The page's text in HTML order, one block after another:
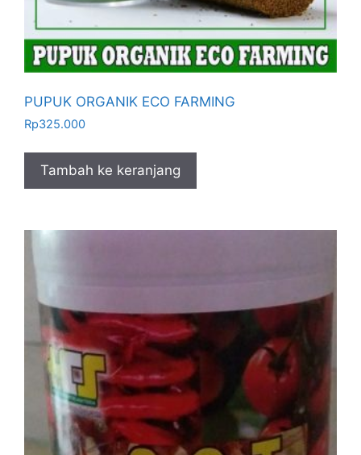
PUPUK ORGANIK ECO FARMING
Rp325.000
Tambah ke keranjang